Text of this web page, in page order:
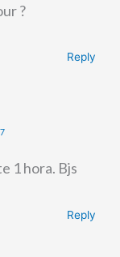
?
Reply
1 hora. Bjs
Reply